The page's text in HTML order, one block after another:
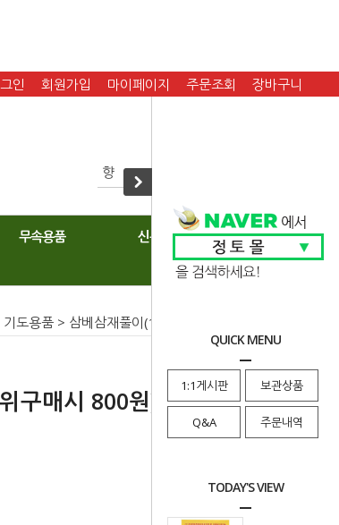
QUICK MENU
1:1게시판 보관상품
Q&A 주문내역
TODAY'S VIEW
인 회원가입 마이페이지 주문조회 장바구니
무속용품
신복
기도용품 > 삼베삼재풀이(100장단위구매시 800원)
구매시 800원)